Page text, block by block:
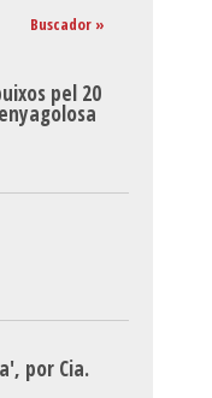
Buscador »
pel 20
por Cia.